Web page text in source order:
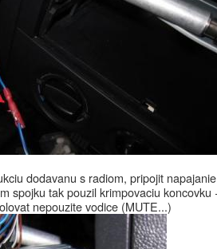
dodavanu s radiom, pripojit
spojku tak pouzil krimpovaciu koncovku
nepouzite vodice (MUTE...)